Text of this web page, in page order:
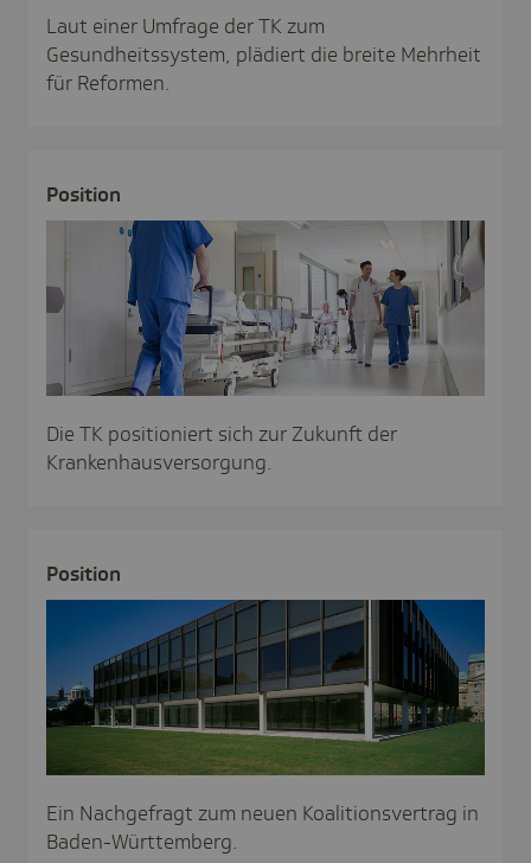
Laut einer Umfrage der TK zum
Gesundheitssystem, plädiert die breite Mehrheit
für Reformen.
Posi­tion
Die TK positioniert sich zur Zukunft der
Krankenhausversorgung.
Posi­tion
Ein Nachgefragt zum neuen Koalitionsvertrag in
Baden-Württemberg.